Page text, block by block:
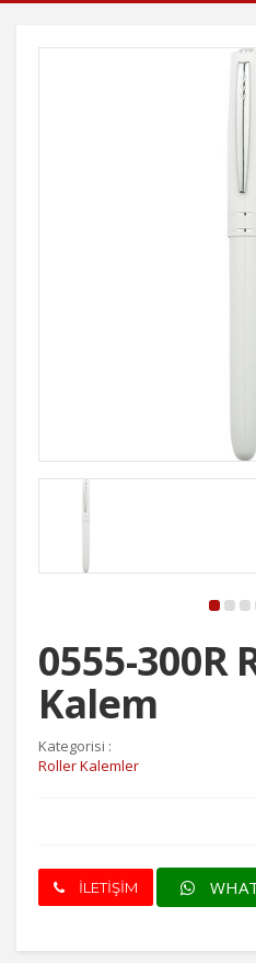
0555-300R
Kalem
Kategorisi :
Roller Kalemler
İLETİŞİM